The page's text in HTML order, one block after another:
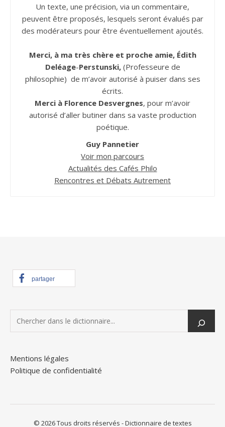
Un texte, une précision, via un commentaire,
peuvent être proposés, lesquels seront évalués par
des modérateurs pour être éventuellement ajoutés.
Merci, à ma très chère et proche amie, Édith
Deléage-Perstunski,(Professeure de
philosophie) de m’avoir autorisé à puiser dans ses
écrits.
Merci à Florence Desvergnes, pour m’avoir
autorisé d’aller butiner dans sa vaste production
poétique.
Guy Pannetier
Voir mon parcours
Actualités des Cafés Philo
Rencontres et Débats Autrement
partager
Mentions légales
Politique de confidentialité
© 2026 Tous droits réservés - Dictionnaire de textes